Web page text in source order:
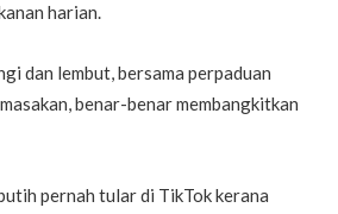
harian.
dan lembut, bersama perpaduan
benar-benar membangkitkan
pernah tular di TikTok kerana